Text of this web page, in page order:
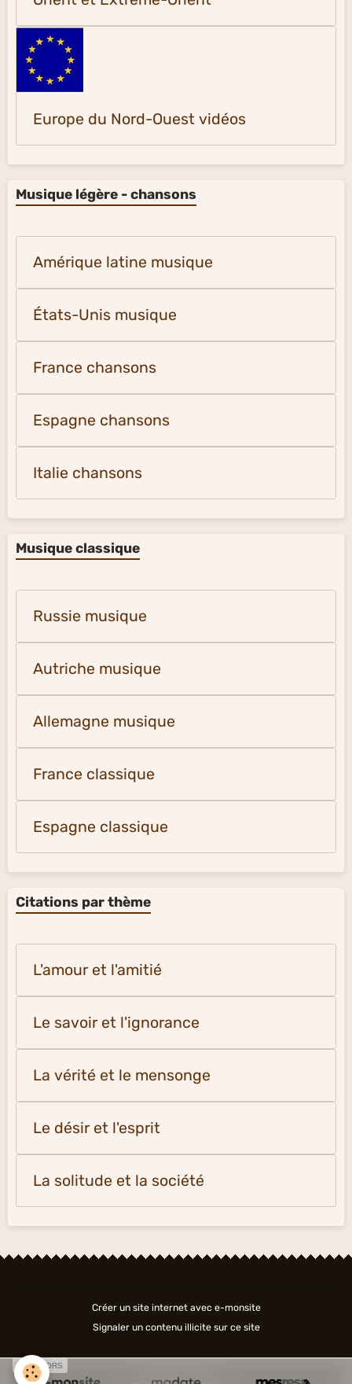
Europe du Nord-Ouest vidéos
Musique légère - chansons
Amérique latine musique
États-Unis musique
France chansons
Espagne chansons
Italie chansons
Musique classique
Russie musique
Autriche musique
Allemagne musique
France classique
Espagne classique
Citations par thème
L'amour et l'amitié
Le savoir et l'ignorance
La vérité et le mensonge
Le désir et l'esprit
La solitude et la société
Créer un site internet avec e-monsite
Signaler un contenu illicite sur ce site
SPONSORS